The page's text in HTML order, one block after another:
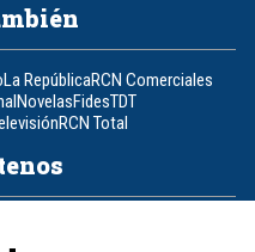
La RepúblicaRCN Comerciales
NovelasFidesTDT
RCN Total